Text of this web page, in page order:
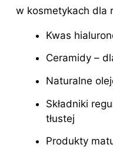
w kosmetykach dla
Kwas
Ceramidy –
Naturalne
Składniki
tłustej
Produkty